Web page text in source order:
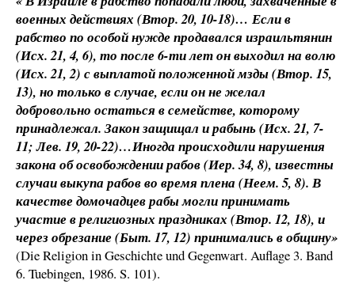
военных действиях (Втор. 20, 10-18)… Если в
рабство по особой нужде продавался израильтянин
(Исх. 21, 4, 6), то после 6-ти лет он выходил на волю
(Исх. 21, 2) с выплатой положенной мзды (Втор. 15,
13), но только в случае, если он не желал
добровольно остаться в семействе, которому
принадлежал. Закон защищал и рабынь (Исх. 21, 7-
11; Лев. 19, 20-22)…Иногда происходили нарушения
закона об освобождении рабов (Иер. 34, 8), известны
случаи выкупа рабов во время плена (Неем. 5, 8). В
качестве домочадцев рабы могли принимать
участие в религиозных праздниках (Втор. 12, 18), и
через обрезание (Быт. 17, 12) принимались в общину»
(Die Religion in Geschichte und Gegenwart. Auflage 3. Band
6. Tuebingen, 1986. S. 101).